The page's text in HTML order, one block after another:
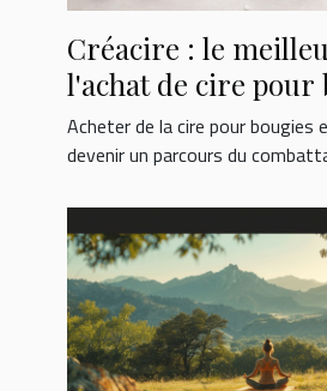
Créacire : le
l'achat de cire pour
Acheter de la cire pour bougies
devenir un parcours du